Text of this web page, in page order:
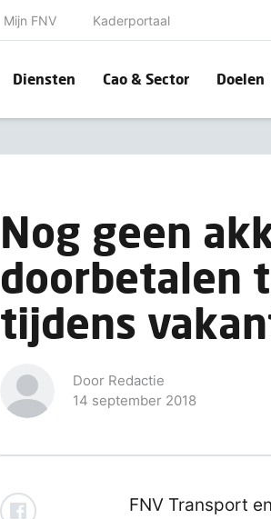
Mijn FNV Kaderportaal
Diensten Cao & Sector Doelen
Nog geen
doorbetalen
tijdens
Door Redactie
14 september 2018
FNV Transport